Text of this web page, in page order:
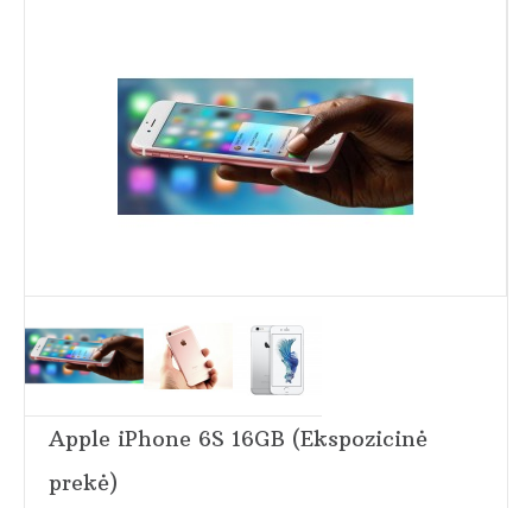
Apple iPhone 6S 16GB (Ekspozicinė
prekė)